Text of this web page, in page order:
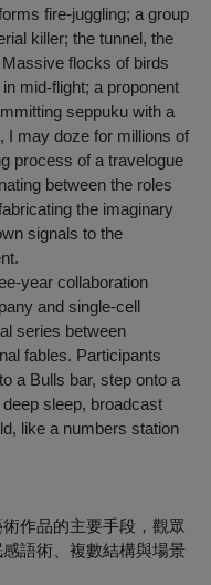
fire-juggling; a group
killer; the tunnel, the
flocks of birds
mid-flight; a proponent
seppuku with a
I may doze for millions of
process of a travelogue
between the roles
the imaginary
signals to the
year collaboration
and single-cell
series between
fables. Participants
a Bulls bar, step onto a
sleep, broadcast
like a numbers station
作品的主要手段，觀眾
語術、複數結構與場景